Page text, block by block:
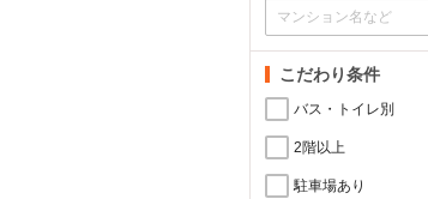
こだわり条件
バス・トイレ別
2階以上
駐車場あり